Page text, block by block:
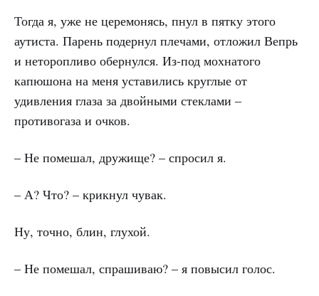
Тогда я, уже не церемонясь, пнул в пятку этого
аутиста. Парень подернул плечами, отложил Вепрь
и неторопливо обернулся. Из-под мохнатого
капюшона на меня уставились круглые от
удивления глаза за двойными стеклами –
противогаза и очков.
– Не помешал, дружище? – спросил я.
– А? Что? – крикнул чувак.
Ну, точно, блин, глухой.
– Не помешал, спрашиваю? – я повысил голос.